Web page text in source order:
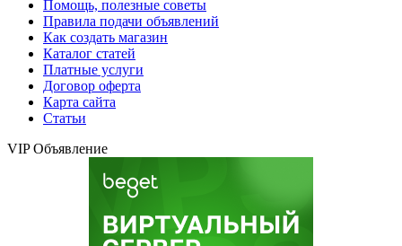
Помощь, полезные советы
Правила подачи объявлений
Как создать магазин
Каталог статей
Платные услуги
Договор оферта
Карта сайта
Статьи
VIP Объявление